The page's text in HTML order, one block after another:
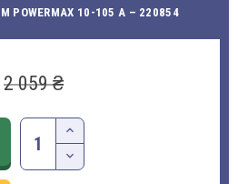
POWERMAX 10-105 A – 220854
2 059 ₴